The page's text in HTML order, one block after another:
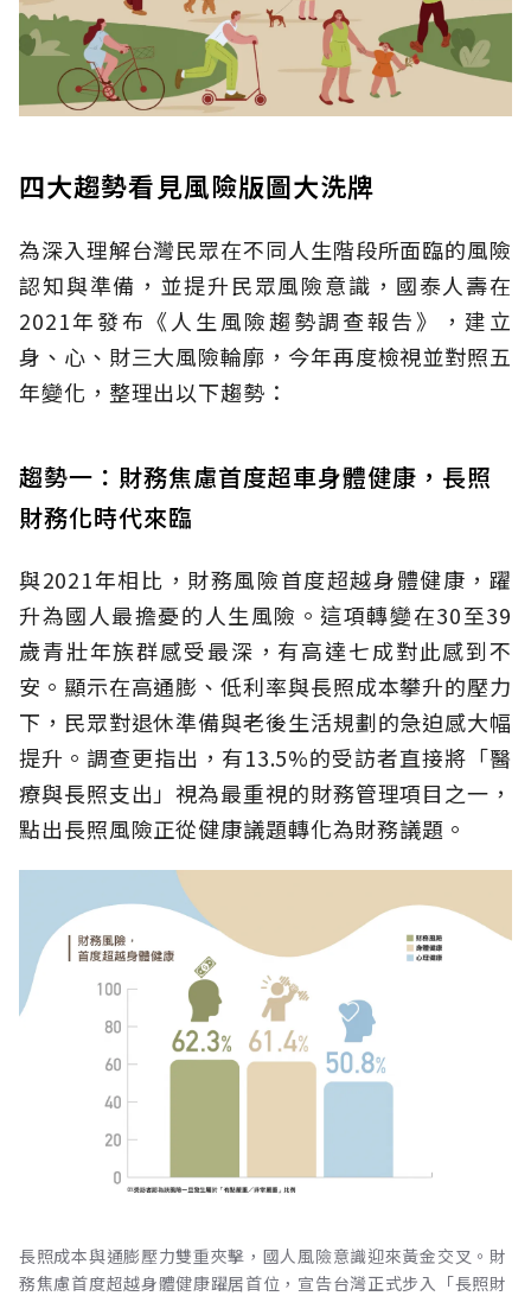
四大趨勢看見風險版圖大洗牌
為深入理解台灣民眾在不同人生階段所面臨的風險
認知與準備，並提升民眾風險意識，國泰人壽在
2021年發布《人生風險趨勢調查報告》，建立
身、心、財三大風險輪廓，今年再度檢視並對照五
年變化，整理出以下趨勢：
趨勢一：財務焦慮首度超車身體健康，長照
財務化時代來臨
與2021年相比，財務風險首度超越身體健康，躍
升為國人最擔憂的人生風險。這項轉變在30至39
歲青壯年族群感受最深，有高達七成對此感到不
安。顯示在高通膨、低利率與長照成本攀升的壓力
下，民眾對退休準備與老後生活規劃的急迫感大幅
提升。調查更指出，有13.5%的受訪者直接將「醫
療與長照支出」視為最重視的財務管理項目之一，
點出長照風險正從健康議題轉化為財務議題。
長照成本與通膨壓力雙重夾擊，國人風險意識迎來黃金交叉。財
務焦慮首度超越身體健康躍居首位，宣告台灣正式步入「長照財